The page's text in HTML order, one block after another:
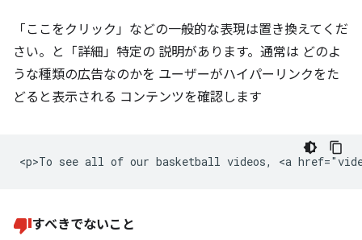
「ここをクリック」などの一般的な表現は置き換えてくだ
さい。と「詳細」特定の 説明があります。通常は どのよ
うな種類の広告なのかを ユーザーがハイパーリンクをた
どると表示される コンテンツを確認します
すべきでないこと